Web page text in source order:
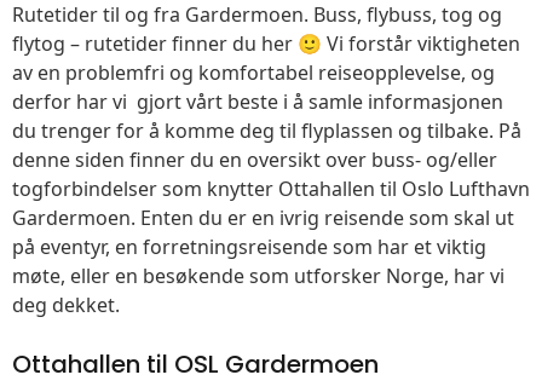
Rutetider til og fra Gardermoen. Buss, flybuss, tog og
flytog – rutetider finner du her 🙂 Vi forstår viktigheten
av en problemfri og komfortabel reiseopplevelse, og
derfor har vi gjort vårt beste i å samle informasjonen
du trenger for å komme deg til flyplassen og tilbake. På
denne siden finner du en oversikt over buss- og/eller
togforbindelser som knytter Ottahallen til Oslo Lufthavn
Gardermoen. Enten du er en ivrig reisende som skal ut
på eventyr, en forretningsreisende som har et viktig
møte, eller en besøkende som utforsker Norge, har vi
deg dekket.
Ottahallen til OSL Gardermoen